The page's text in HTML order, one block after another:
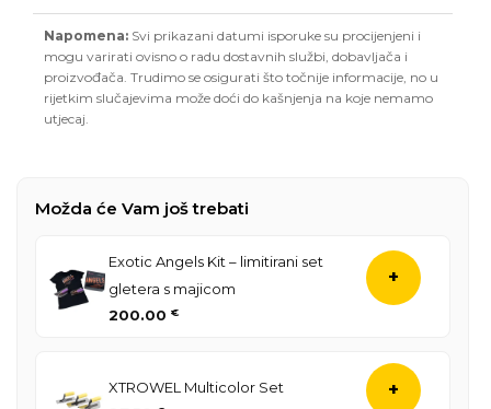
Napomena: Svi prikazani datumi isporuke su procijenjeni i
mogu varirati ovisno o radu dostavnih službi, dobavljača i
proizvođača. Trudimo se osigurati što točnije informacije, no u
rijetkim slučajevima može doći do kašnjenja na koje nemamo
utjecaj.
Možda će Vam još trebati
Exotic Angels Kit – limitirani set
gletera s majicom
200.00 €
+
XTROWEL Multicolor Set
+